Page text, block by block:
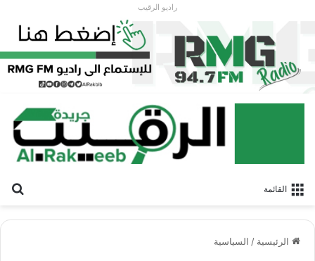
راديو الرقيب
القائمة
الرئيسية / السياسية